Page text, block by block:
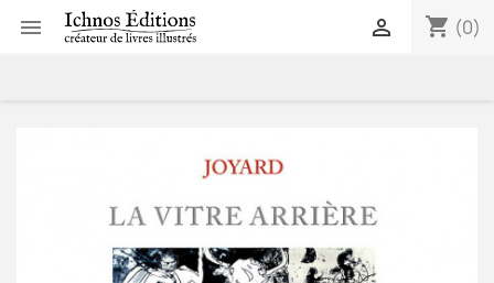
 shopping_cart (0)
